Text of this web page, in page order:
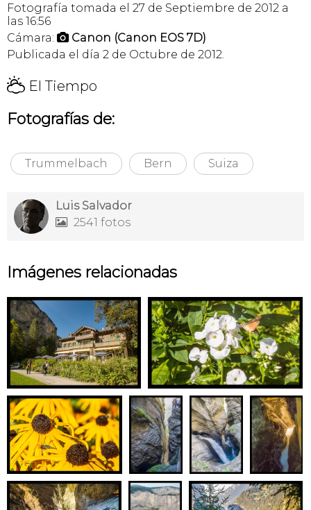
Fotografía tomada el 27 de Septiembre de 2012 a
las 16:56
Cámara:  Canon (Canon EOS 7D)
Publicada el día 2 de Octubre de 2012.
H El Tiempo
Fotografías de:
Trummelbach Bern Suiza
Luis Salvador
 2541 fotos
Imágenes relacionadas